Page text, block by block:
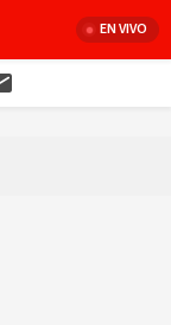
EN VIVO